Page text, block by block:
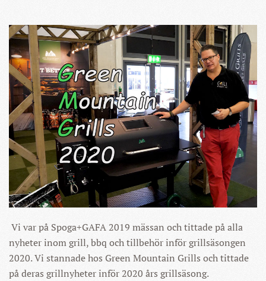
Vi var på Spoga+GAFA 2019 mässan och tittade på alla
nyheter inom grill, bbq och tillbehör inför grillsäsongen
2020. Vi stannade hos Green Mountain Grills och tittade
på deras grillnyheter inför 2020 års grillsäsong.